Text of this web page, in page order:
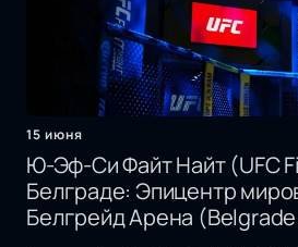
15 июня
Ю-Эф-Си Файт Найт (UFC
Белграде: Эпицентр
Белгрейд Арена